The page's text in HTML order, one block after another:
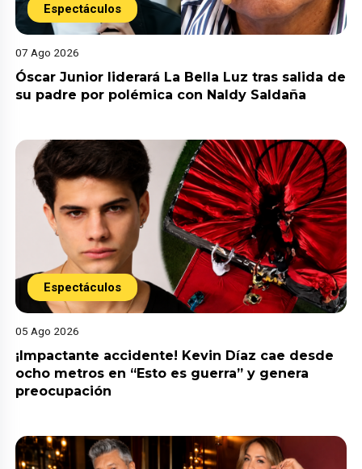
Espectáculos
07 Ago 2026
Óscar Junior liderará La Bella Luz tras salida de
su padre por polémica con Naldy Saldaña
Espectáculos
05 Ago 2026
¡Impactante accidente! Kevin Díaz cae desde
ocho metros en “Esto es guerra” y genera
preocupación